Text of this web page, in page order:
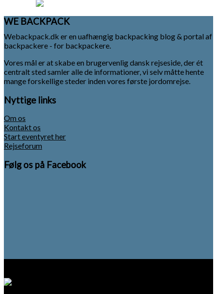
WE BACKPACK
Webackpack.dk er en uafhængig backpacking blog & portal af
backpackere - for backpackere.
Vores mål er at skabe en brugervenlig dansk rejseside, der ét
centralt sted samler alle de informationer, vi selv måtte hente
mange forskellige steder inden vores første jordomrejse.
Nyttige links
Om os
Kontakt os
Start eventyret her
Rejseforum
Følg os på Facebook